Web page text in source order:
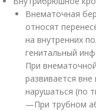
Внематочная
относят
на внутренних
генитальный
При
развивается
нарушаться (по
—При трубном